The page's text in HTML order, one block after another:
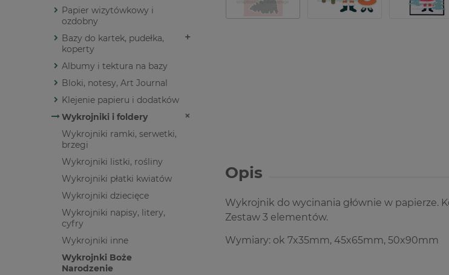
Papier wizytówkowy i
ozdobny
Bazy do kartek, pudełka,
koperty
Albumy i tektura na bazy
Bloki, notesy, Art Journal
Klejenie papieru i dodatków
Wykrojniki i foldery
Wykrojniki ramki, serwetki,
brzegi
Wykrojniki listki, rośliny
Wykrojniki płatki kwiatów
Wykrojniki dziecięce
Wykrojniki napisy, litery,
cyfry
Wykrojniki inne
Wykrojnki Boże
Narodzenie
Opis
Wykrojnik do wycinania głównie w papierze.
Zestaw 3 elementów.
Wymiary: ok 7x35mm, 45x65mm, 50x90mm